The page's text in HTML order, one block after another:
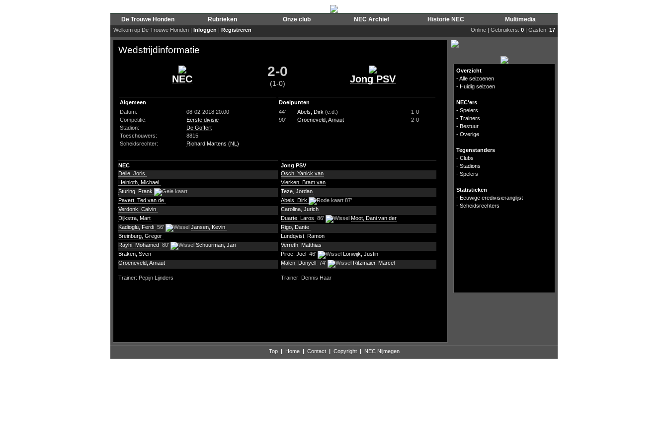
De Trouwe Honden Rubrieken Onze club NEC Archief Historie NEC Multimedia
Welkom op De Trouwe Honden | Inloggen | Registreren Online | Gebruikers: 0 | Gasten: 17
Wedstrijdinformatie
NEC 2-0
(1-0) Jong PSV
Algemeen
Datum:
08-02-2018 20:00
Competitie:
Eerste divisie
Stadion:
De Goffert
Toeschouwers:
8815
Scheidsrechter:
Richard Martens (NL)
Doelpunten
44'
Abels, Dirk (e.d.)
1-0
90'
Groeneveld, Arnaut 2-0
NEC
Jong PSV
Delle, Joris
Heinloth, Michael
Sturing, Frank
Pavert, Ted van de
Verdonk, Calvin
Dijkstra, Mart
Kadioglu, Ferdi 56'
Jansen, Kevin
Breinburg, Gregor
Rayhi, Mohamed 80'
Schuurman, Jari
Braken, Sven
Groeneveld, Arnaut
Osch, Yanick van
Vlerken, Bram van
Teze, Jordan
Abels, Dirk
87'
Carolina, Jurich
Duarte, Laros 86'
Moot, Dani van der
Rigo, Dante
Lundqvist, Ramon
Verreth, Matthias
Piroe, Joël 46'
Lonwijk, Justin
Malen, Donyell 74' Ritzmaier, Marcel
Trainer: Pepijn Lijnders Trainer: Dennis Haar
Overzicht
-Alle seizoenen
- Huidig seizoen
NEC'ers
- Spelers
- Trainers
- Bestuur
- Overige
Tegenstanders
- Clubs
- Stadions
- Spelers
Statistieken
- Eeuwige eredivisieranglijst
- Scheidsrechters
Top | Home | Contact | Copyright | NEC Nijmegen